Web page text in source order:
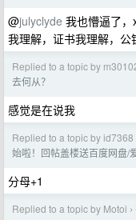
@julyclyde 我也懵逼了
我理解，证书我理解，公
Replied to a topic by
去何从？
感觉是在说我
Replied to a topic by id7368
始啦！回帖盖楼送百度网盘/
分母+1
Replied to a topic by Motoi ›